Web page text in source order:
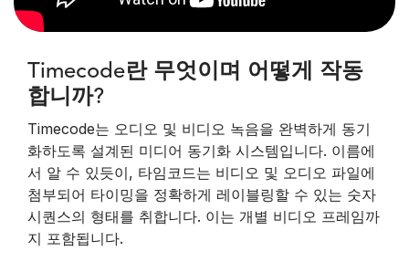
Timecode란 무엇이며 어떻게 작동
합니까?
Timecode는 오디오 및 비디오 녹음을 완벽하게 동기
화하도록 설계된 미디어 동기화 시스템입니다. 이름에
서 알 수 있듯이, 타임코드는 비디오 및 오디오 파일에
첨부되어 타이밍을 정확하게 레이블링할 수 있는 숫자
시퀀스의 형태를 취합니다. 이는 개별 비디오 프레임까
지 포함됩니다.